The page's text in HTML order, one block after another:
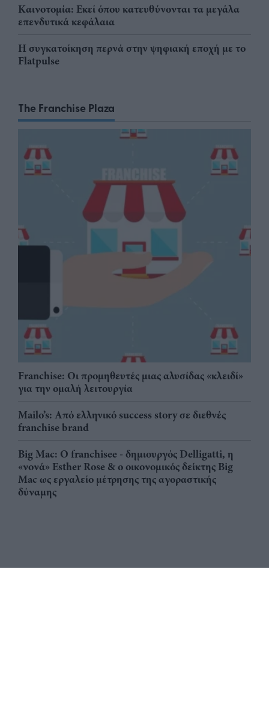
Καινοτομία: Εκεί όπου κατευθύνονται τα μεγάλα
επενδυτικά κεφάλαια
Η συγκατοίκηση περνά στην ψηφιακή εποχή με το
Flatpulse
The Franchise Plaza
Franchise: Οι προμηθευτές μιας αλυσίδας «κλειδί»
για την ομαλή λειτουργία
Mailo’s: Από ελληνικό success story σε διεθνές
franchise brand
Big Mac: Ο franchisee - δημιουργός Delligatti, η
«νονά» Esther Rose & ο οικονομικός δείκτης Big
Mac ως εργαλείο μέτρησης της αγοραστικής
δύναμης